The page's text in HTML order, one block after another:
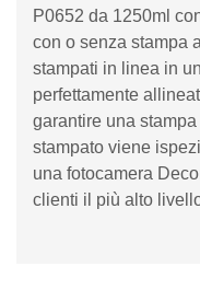
P0652 da 1250ml
con o senza stampa
stampati in linea in
perfettamente
garantire una
stampato viene
una fotocamera
clienti il ​​più alto